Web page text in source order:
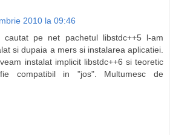
2010 la 09:46
pe net pachetul libstdc++5 l-am
si dupaia a mers si instalarea aplicatiei.
instalat implicit libstdc++6 si teoretic
compatibil in "jos". Multumesc de